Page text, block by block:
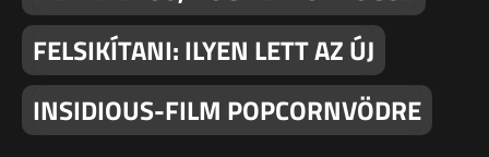
FELSIKÍTANI: ILYEN LETT AZ ÚJ
INSIDIOUS-FILM POPCORNVÖDRE